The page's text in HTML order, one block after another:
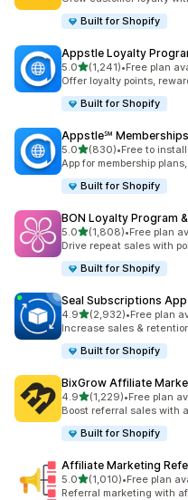
Built for Shopify
Appstle Loyalty
5.0별 5개 중
(1,241)
총 리뷰 1241개
•Free plan
Offer loyalty points,
Built for Shopify
Appstle℠ Memberships
5.0별 5개 중
(830)
총 리뷰 830개
•Free to install
App for membership
Built for Shopify
BON Loyalty Program
5.0별 5개 중
(1,808)
총 리뷰 1808개
•Free plan
Drive repeat sales with
Built for Shopify
Seal Subscriptions App
4.9별 5개 중
(2,932)
총 리뷰 2932개
•Free plan
Increase sales &
Built for Shopify
BixGrow Affiliate
4.9별 5개 중
(1,229)
총 리뷰 1229개
•Free plan
Boost referral sales with
Built for Shopify
Affiliate Marketing
5.0별 5개 중
(1,010)
총 리뷰 1010개
•Free plan
Referral marketing with